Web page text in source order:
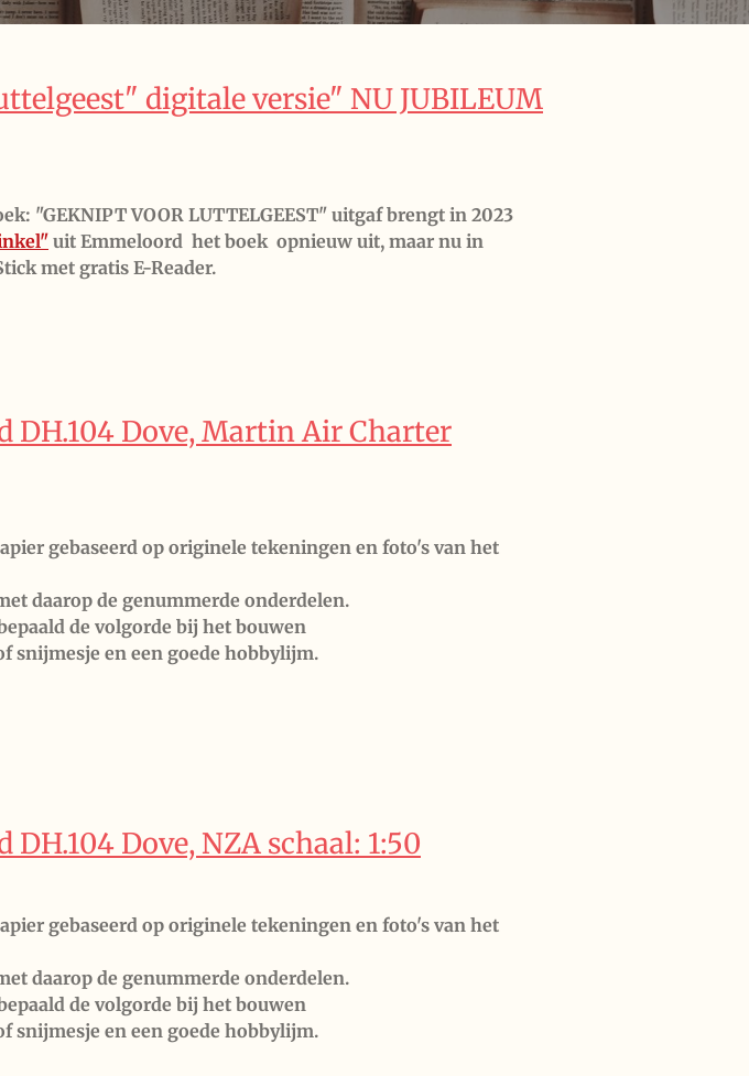
digitale versie" NU JUBILEUM
"GEKNIPT VOOR LUTTELGEEST" uitgafbrengt in 2023
uit Emmeloord het boek opnieuw uit, maar nu in
Stick met gratis E-Reader.
DH.104 Dove, Martin Air Charter
gebaseerd op originele tekeningen en foto's van het
daarop de genummerde onderdelen.
de volgorde bij het bouwen
snijmesje en een goede hobbylijm.
Dove, NZA schaal: 1:50
gebaseerd op originele tekeningen en foto's van het
daarop de genummerde onderdelen.
de volgorde bij het bouwen
snijmesje en een goede hobbylijm.